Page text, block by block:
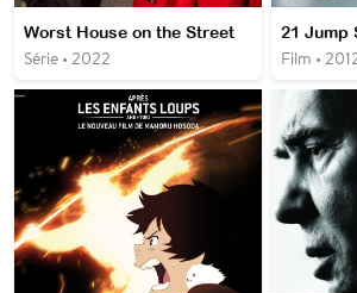
Worst House on the Street
Série • 2022
21 Jump
Film •